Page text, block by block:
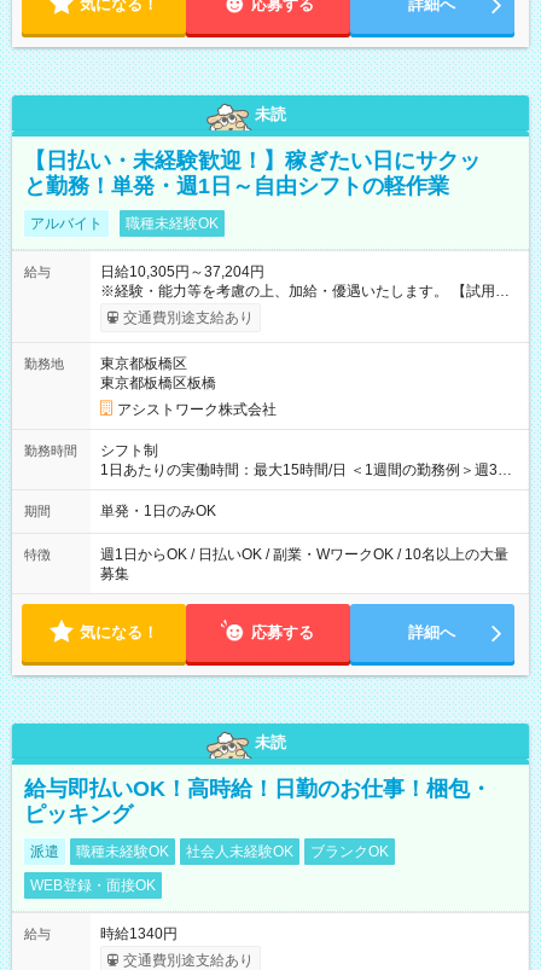
気になる！ 応募する 詳細へ
未読
【日払い・未経験歓迎！】稼ぎたい日にサクッ
と勤務！単発・週1日～自由シフトの軽作業
アルバイト 職種未経験OK
給与
日給10,305円～37,204円
※経験・能力等を考慮の上、加給・優遇いたします。 【試用期
間】試用期間なし
交通費別途支給あり
勤務地
東京都板橋区
東京都板橋区板橋
アシストワーク株式会社
勤務時間
シフト制
1日あたりの実働時間：最大15時間/日 ＜1週間の勤務例＞週3回
勤務 勤務：月・水・金 休み：火・木・土・日 好きな時にお仕事
可能です！ ※1日あたりの最大実働時間は日勤、夜勤共に勤務し
期間 単発・1日のみOK
特徴
週1日からOK / 日払いOK / 副業・WワークOK / 10名以上の大量
募集
気になる！ 応募する 詳細へ
未読
給与即払いOK！高時給！日勤のお仕事！梱包・
ピッキング
派遣 職種未経験OK 社会人未経験OK
ブランクOK
WEB登録・面接OK
給与
時給1340円
交通費別途支給あり